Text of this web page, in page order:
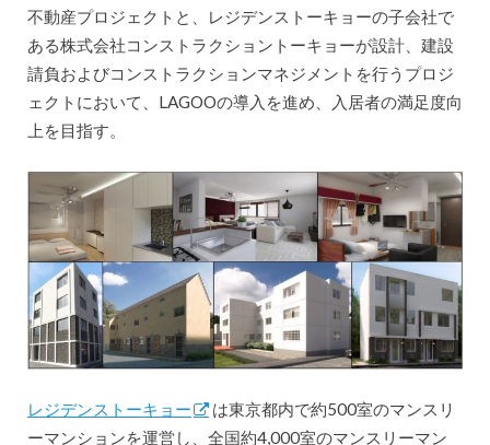
不動産プロジェクトと、レジデンストーキョーの子会社で
ある株式会社コンストラクショントーキョーが設計、建設
請負およびコンストラクションマネジメントを行うプロジ
ェクトにおいて、LAGOOの導入を進め、入居者の満足度向
上を目指す。
レジデンストーキョー
は東京都内で約500室のマンスリ
ーマンションを運営し、全国約4,000室のマンスリーマン